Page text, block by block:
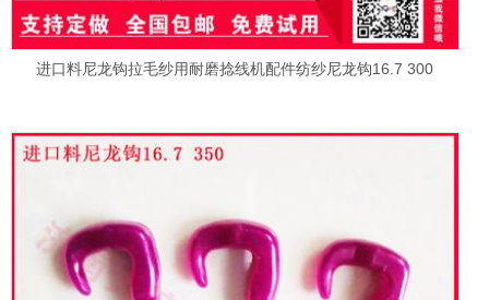
进口料尼龙钩拉毛纱用耐磨捻线机配件纺纱尼龙钩16.7 300